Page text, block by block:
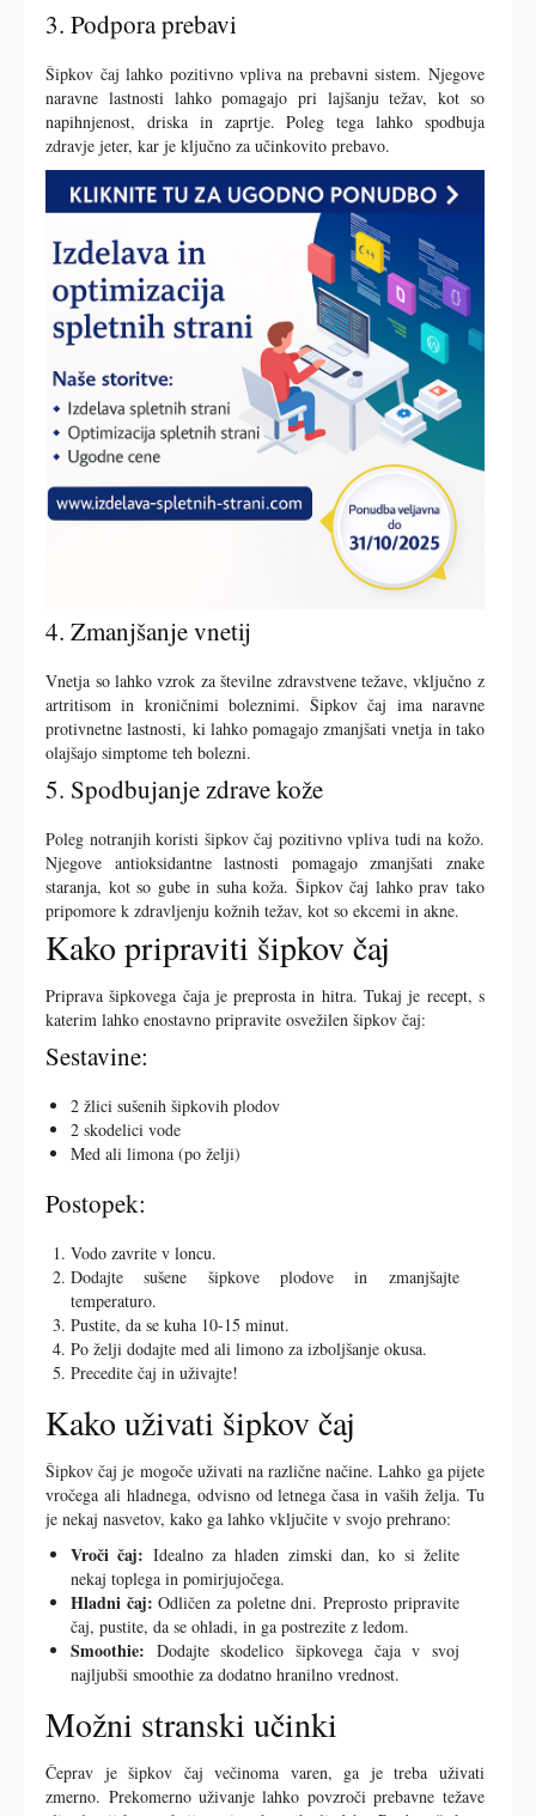
3. Podpora prebavi
Šipkov čaj lahko pozitivno vpliva na prebavni sistem. Njegove
naravne lastnosti lahko pomagajo pri lajšanju težav, kot so
napihnjenost, driska in zaprtje. Poleg tega lahko spodbuja
zdravje jeter, kar je ključno za učinkovito prebavo.
4. Zmanjšanje vnetij
Vnetja so lahko vzrok za številne zdravstvene težave, vključno z
artritisom in kroničnimi boleznimi. Šipkov čaj ima naravne
protivnetne lastnosti, ki lahko pomagajo zmanjšati vnetja in tako
olajšajo simptome teh bolezni.
5. Spodbujanje zdrave kože
Poleg notranjih koristi šipkov čaj pozitivno vpliva tudi na kožo.
Njegove antioksidantne lastnosti pomagajo zmanjšati znake
staranja, kot so gube in suha koža. Šipkov čaj lahko prav tako
pripomore k zdravljenju kožnih težav, kot so ekcemi in akne.
Kako pripraviti šipkov čaj
Priprava šipkovega čaja je preprosta in hitra. Tukaj je recept, s
katerim lahko enostavno pripravite osvežilen šipkov čaj:
Sestavine:
2 žlici sušenih šipkovih plodov
2 skodelici vode
Med ali limona (po želji)
Postopek:
Vodo zavrite v loncu.
Dodajte sušene šipkove plodove in zmanjšajte
temperaturo.
Pustite, da se kuha 10-15 minut.
Po želji dodajte med ali limono za izboljšanje okusa.
Precedite čaj in uživajte!
Kako uživati šipkov čaj
Šipkov čaj je mogoče uživati na različne načine. Lahko ga pijete
vročega ali hladnega, odvisno od letnega časa in vaših želja. Tu
je nekaj nasvetov, kako ga lahko vključite v svojo prehrano:
Vroči čaj: Idealno za hladen zimski dan, ko si želite
nekaj toplega in pomirjujočega.
Hladni čaj: Odličen za poletne dni. Preprosto pripravite
čaj, pustite, da se ohladi, in ga postrezite z ledom.
Smoothie: Dodajte skodelico šipkovega čaja v svoj
najljubši smoothie za dodatno hranilno vrednost.
Možni stranski učinki
Čeprav je šipkov čaj večinoma varen, ga je treba uživati
zmerno. Prekomerno uživanje lahko povzroči prebavne težave